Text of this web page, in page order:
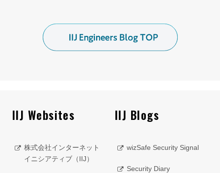
IIJ Websites
株式会社インターネット
イニシアティブ（IIJ）
IIJ Blogs
wizSafe Security Signal
Security Diary